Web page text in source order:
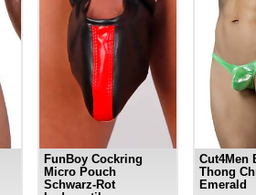
FunBoy Cockring
Micro Pouch
Schwarz-Rot
Cut4Men
Thong
Emerald